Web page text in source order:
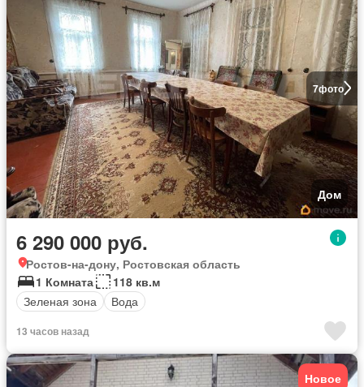
7фото
Дом
6 290 000 руб.
Ростов-на-дону, Ростовская область
1 Комната
118 кв.м
Зеленая зона
Вода
13 часов назад
Новое